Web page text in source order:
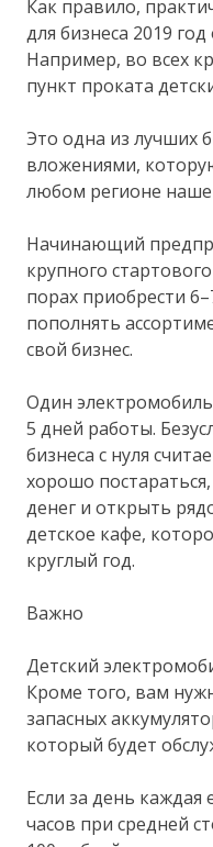
Как правило,
для бизнеса 2019
Например, во всех
пункт проката
Это одна из лучших
вложениями,
любом регионе
Начинающий
крупного
порах приобрести
пополнять
свой бизнес.
Один электромобиль
5 дней работы.
бизнеса с нуля
хорошо
денег и открыть
детское кафе,
круглый год.
Важно
Детский
Кроме того, вам
запасных
который будет
Если за день каждая
часов при средней